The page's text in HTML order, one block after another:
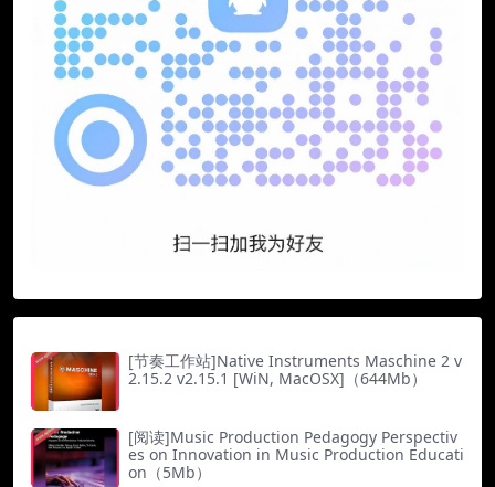
[节奏工作站]Native Instruments Maschine 2 v
2.15.2 v2.15.1 [WiN, MacOSX]（644Mb）
[阅读]Music Production Pedagogy Perspectiv
es on Innovation in Music Production Educati
on（5Mb）